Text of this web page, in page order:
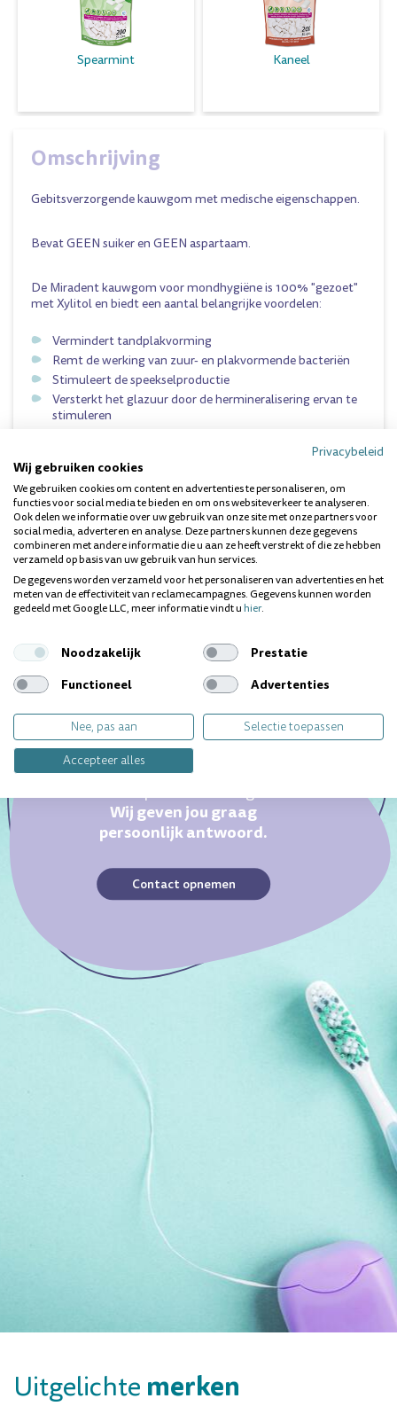
Spearmint Kaneel
Omschrijving
Gebitsverzorgende kauwgom met medische eigenschappen.
Bevat GEEN suiker en GEEN aspartaam.
De Miradent kauwgom voor mondhygiëne is 100% "gezoet"
met Xylitol en biedt een aantal belangrijke voordelen:
Vermindert tandplakvorming
Remt de werking van zuur- en plakvormende bacteriën
Stimuleert de speekselproductie
Versterkt het glazuur door de hermineralisering ervan te
stimuleren
Xylitol heeft weinig invloed op het niveau van de insuline en
kan worden gebruikt door mensen met diabetes.
Vragen over dit product? Wij helpen je
graag!
Ieder gebit is uniek. Heb je
een specifieke vraag?
Wij geven jou graag
persoonlijk antwoord.
Contact opnemen
Uitgelichte merken
Privacybeleid
Wij gebruiken cookies
We gebruiken cookies om content en advertenties te personaliseren, om
functies voor social media te bieden en om ons websiteverkeer te analyseren.
Ook delen we informatie over uw gebruik van onze site met onze partners voor
social media, adverteren en analyse. Deze partners kunnen deze gegevens
combineren met andere informatie die u aan ze heeft verstrekt of die ze hebben
verzameld op basis van uw gebruik van hun services.
De gegevens worden verzameld voor het personaliseren van advertenties en het
meten van de effectiviteit van reclamecampagnes. Gegevens kunnen worden
gedeeld met Google LLC, meer informatie vindt uhier.
Noodzakelijk
Prestatie
Functioneel
Advertenties
Nee, pas aan
Selectie toepassen
Accepteer alles